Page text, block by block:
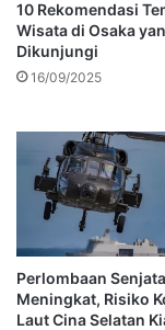
10 Rekomendasi
Wisata di Osaka
Dikunjungi
16/09/2025
Perlombaan Senjata
Meningkat, Risiko
Laut Cina Selatan